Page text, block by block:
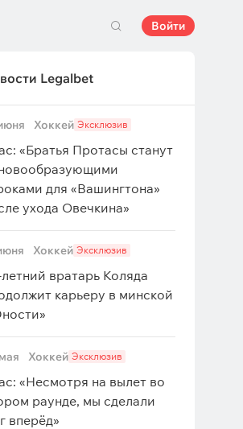
Войти
Legalbet
Хоккей Эксклюзив
«Братья Протасы станут
для «Вашингтона»
ухода Овечкина»
Хоккей Эксклюзив
вратарь Коляда
карьеру в минской
Хоккей Эксклюзив
«Несмотря на вылет во
раунде, мы сделали
вперёд»